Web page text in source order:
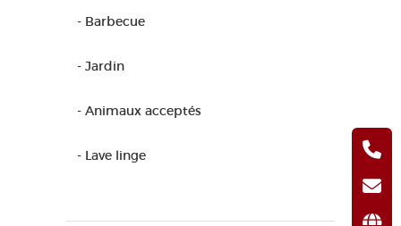
- Barbecue
- Jardin
- Animaux acceptés
- Lave linge